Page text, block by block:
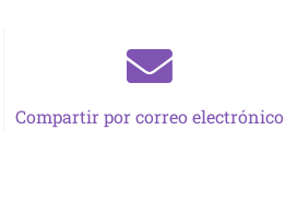
Compartir por correo electrónico